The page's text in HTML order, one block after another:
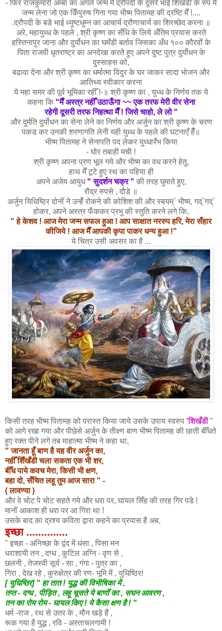
- फिर राजकुमारी अम्बा का अगले जन्म मेँ द्रौपदी के दूसरे भाई शिखँडी के रुप मेँ
जन्म लेना जो एक किँपुरुष गिना गया भीष्म पितामह की द्रष्टि मेँ !....
.द्रौपदी के बडे भाई ध्युष्टधुम्न का आचार्य द्रौणाचार्य का शिरच्छेद करना ॥
अरे, महायुध्ध के पहले , श्री कृष्ण का सँधि के लिये अँतिम प्रयास करते
हस्तिनापुर जाना और दुर्योधन का घमँडी बर्ताव जिसका अँध १०० कौरवोँ के
पिता राजवी धृतराष्ट्र का अनदेखा करते हुए अपने दुष्ट पुत्र दुर्योधन के
दुस्साहस को,
बढावा देना और श्री कृष्ण का धर्मात्मा विदुर के घर जाकर सादा भोजन और
आतिथ्य स्वीकार करना
ये महा समर की पूर्व भूमिका रहीँ !-॥ श्री कृष्ण का , युध्ध के निर्णय तक ये
कहना कि "मैँ अस्त्र नहीँ उठाऊँगा ~~ एक तरफ मेरी वीर सेना
रहेगी दूसरी तरफ निहत्था मैँ ! जिसे चाहो, ले लो "
और दुर्मति दुर्योधन का सेना लेने का निर्णय और अर्जुन का श्री कृष्ण के चरण
पकड कर उनकी शरणागति लेनी यही युध्ध के पहले की घटनाएँ हैँ॥
भीष्म पितामह ने सेनापति पद लेकर युध्धारँभ किया
- घोर तबाही मची !
श्री कृष्ण अपना प्रण भूल गये और भीष्म का वध करने हेतु,
हाथ मेँ टूटे हुए रथ का पहिया ही
अपने अजेय आयुध " सुदर्शन चक्र " की तरह घुमाते हुए,
रौद्र रुपसे , दौडे ॥
अर्जुन यिधिष्ठिर दोनोँ ने उन्हेँ रोकने की कोशिश की और स्बयम्` भीष्म, गद्`गद्`
होकर, अपने अस्त्र फँककर प्रभु की स्तुति करने लगे कि,
" हे केशव ! आज मेरा जन्म सफल हुआ ! आप साक्षात नररुप हरि, मेरा सँहार
कीजिये ! आज मैँ आपकी कृपा पाकर धन्य हुआ !"
ये चित्र उसी अवसर का है ...
किसी तरह भीष्म पितामह को परास्त किया जाये उसके उपाय स्वरुप 'शिखँडी"
को आगे रखा गया और पीछेसे अर्जुन के तीक्ष्ण बाण भीष्म पितामह की छाती बीँधते
हुए रक्त पीने लगे तब माहात्मा भीष्म ने कहा था,
" जानता हूँ बाण है यह वीर अर्जुन का,
नहीँ शिँखँडी चला सकता एक भी शर,
बीँध पाये कवच मेरा, किसी भी क्षण,
बहा दो, सँचित लहू तुम आज सारा " -
( लावण्या )
और वे चोट पे चोट सहते गये और धरा पर, घायल सिँह की तरह गिर पडे !
मानोँ आकाश ही धरा पर आ गिरा था !
उसके बाद का द्रश्य कविता द्वारा कहने का प्रयास है अब,
इच्छा ..............
" इच्छा - अनिच्छा के द्वंद में धंसा , पिसा मन
धराशायी तन , दग्ध , कुटिल अग्नि - वृण से ,
छलनी , तेजस्वी सूर्य - सा , गंगा - पुत्र का ,
गिरा , देख रहे , कुरुक्षेत्र की रण- भूमि में , युधिष्ठिर!
[ युधिष्ठिर] " हा तात ! युद्ध की विभीषिका में ,
तप्त - दग्ध , पीड़ित , लहू चूसते ये बाणोँ का , सघन आवरण ,
तन का रोम रोम - घायल किए ! ये कैसा क्षण है ! "
धर्म-राज , रथ से उतर के , मौन खड़े हैं ,
रूक गया है युद्ध , रवि - अस्ताचलगामी !